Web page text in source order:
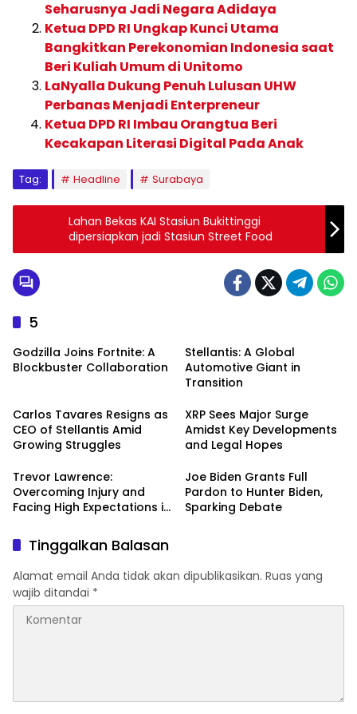
Seharusnya Jadi Negara Adidaya
Ketua DPD RI Ungkap Kunci Utama
Bangkitkan Perekonomian Indonesia saat
Beri Kuliah Umum di Unitomo
LaNyalla Dukung Penuh Lulusan UHW
Perbanas Menjadi Enterpreneur
Ketua DPD RI Imbau Orangtua Beri
Kecakapan Literasi Digital Pada Anak
Tag: Headline Surabaya
Lahan Bekas KAI Stasiun Bukittinggi
dipersiapkan jadi Stasiun Street Food
5
Godzilla Joins Fortnite: A
Blockbuster Collaboration
Stellantis: A Global
Automotive Giant in
Transition
Carlos Tavares Resigns as
CEO of Stellantis Amid
Growing Struggles
XRP Sees Major Surge
Amidst Key Developments
and Legal Hopes
Trevor Lawrence:
Overcoming Injury and
Facing High Expectations in
Joe Biden Grants Full
Pardon to Hunter Biden,
Sparking Debate
Tinggalkan Balasan
Alamat email Anda tidak akan dipublikasikan. Ruas yang
wajib ditandai *